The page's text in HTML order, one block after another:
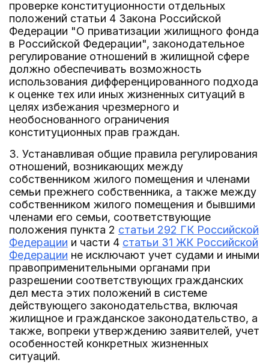
проверке конституционности отдельных
положений статьи 4 Закона Российской
Федерации "О приватизации жилищного фонда
в Российской Федерации", законодательное
регулирование отношений в жилищной сфере
должно обеспечивать возможность
использования дифференцированного подхода
к оценке тех или иных жизненных ситуаций в
целях избежания чрезмерного и
необоснованного ограничения
конституционных прав граждан.
3. Устанавливая общие правила регулирования
отношений, возникающих между
собственником жилого помещения и членами
семьи прежнего собственника, а также между
собственником жилого помещения и бывшими
членами его семьи, соответствующие
положения пункта 2 статьи 292 ГК Российской
Федерации и части 4 статьи 31 ЖК Российской
Федерации не исключают учет судами и иными
правоприменительными органами при
разрешении соответствующих гражданских
дел места этих положений в системе
действующего законодательства, включая
жилищное и гражданское законодательство, а
также, вопреки утверждению заявителей, учет
особенностей конкретных жизненных
ситуаций.